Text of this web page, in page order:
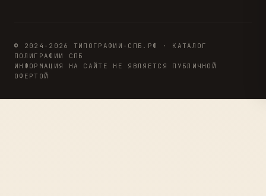
© 2024-2026 ТИПОГРАФИИ-СПБ.РФ · КАТАЛОГ
ПОЛИГРАФИИ СПБ
ИНФОРМАЦИЯ НА САЙТЕ НЕ ЯВЛЯЕТСЯ ПУБЛИЧНОЙ
ОФЕРТОЙ